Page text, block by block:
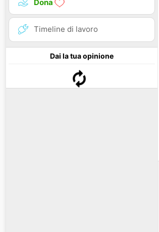
Dona
Timeline di lavoro
Dai la tua opinione